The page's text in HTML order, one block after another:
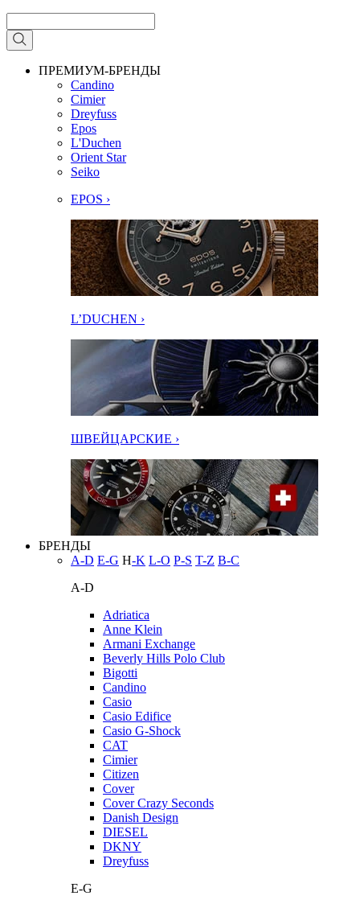
ПРЕМИУМ-БРЕНДЫ
Candino
Cimier
Dreyfuss
Epos
L'Duchen
Orient Star
Seiko
EPOS ›
L’DUCHEN ›
ШВЕЙЦАРСКИЕ ›
БРЕНДЫ
A-D E-G H-K L-O P-S T-Z В-С
A-D
Adriatica
Anne Klein
Armani Exchange
Beverly Hills Polo Club
Bigotti
Candino
Casio
Casio Edifice
Casio G-Shock
CAT
Cimier
Citizen
Cover
Cover Crazy Seconds
Danish Design
DIESEL
DKNY
Dreyfuss
E-G